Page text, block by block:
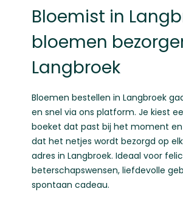
Bloemist in
bloemen
Langbroek
Bloemen bestellen in Langbroek
en snel via ons platform. Je kiest
boeket dat past bij het moment en
dat het netjes wordt bezorgd op
adres in Langbroek. Ideaal voor
beterschapswensen, liefdevolle
spontaan cadeau.